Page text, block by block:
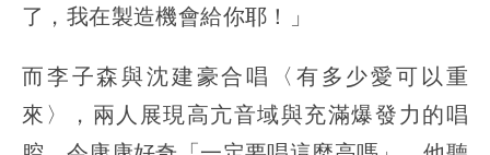
了，我在製造機會給你耶！」
而李子森與沈建豪合唱〈有多少愛可以重
來〉，兩人展現高亢音域與充滿爆發力的唱